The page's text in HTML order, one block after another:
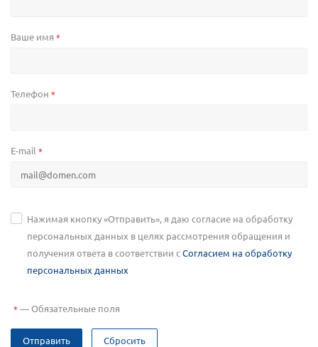
Ваше имя *
Телефон *
E-mail *
Нажимая кнопку «Отправить», я даю согласие на обработку
персональных данных в целях рассмотрения обращения и
получения ответа в соответствии сСогласием на обработку
персональных данных
*—Обязательные поля
Отправить Сбросить